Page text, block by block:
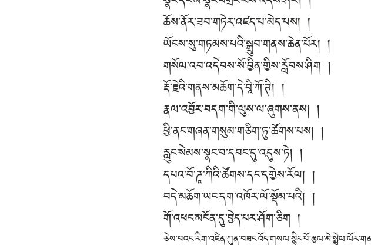
ཆོས་ནོར་ཟབ་གཏེར་འཛད་པ་མེད་པས། །
ཡོངས་སུ་གཏམས་པའི་སྒྲུབ་གནས་ཆེན་པོར། །
གསོལ་འབ་འདེབས་སོ་བྱིན་གྱིས་རློབས་ཤིག །
རྡོ་རྗེའི་གནས་མཆོག་དེ་བཱི་ཀོ་ཊི། །
རྣལ་འབྱོར་བདག་གི་ལུས་ལ་ཞུགས་ནས། །
ཕྱི་ནང་གཞན་གསུམ་གཅིག་ཏུ་ཚོགས་པས། །
རླུང་སེམས་སྣང་བ་དབང་དུ་འདུས་ཏེ། །
དཔའ་བོ་ཌཱ་ཀིའི་ཚོགས་དང་དགྱེས་རོལ། །
བདེ་མཆོག་ཡང་དག་འཁོར་ལོ་སྡོམ་པའི། །
གོ་འཕང་མངོན་དུ་བྱེད་པར་ཤོག་ཅིག །